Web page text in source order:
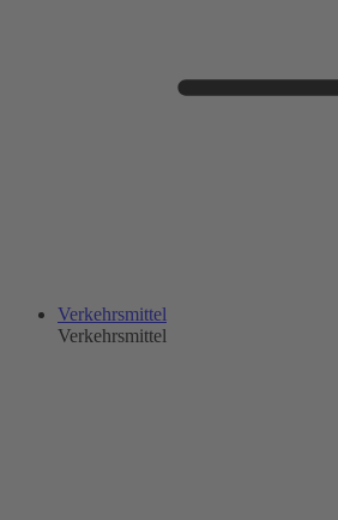
Verkehrsmittel
Verkehrsmittel